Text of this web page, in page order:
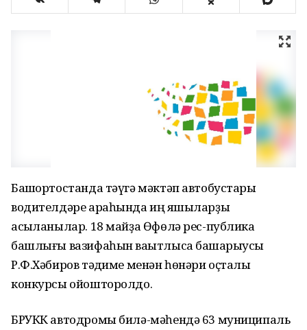
Башҡортостанда тәүгә мәктәп автобустары
водителдәре араһында иң яҡшыларҙы
асыҡланылар. 18 майҙа Өфөлә рес-публика
башлығы вазифаһын ваҡытлыса башҡарыусы
Р.Ф.Хәбиров тәҡдиме менән һөнәри оҫталыҡ
конкурсы ойошторолдо.
БРУКК автодромы билә-мәһендә 63 муниципаль